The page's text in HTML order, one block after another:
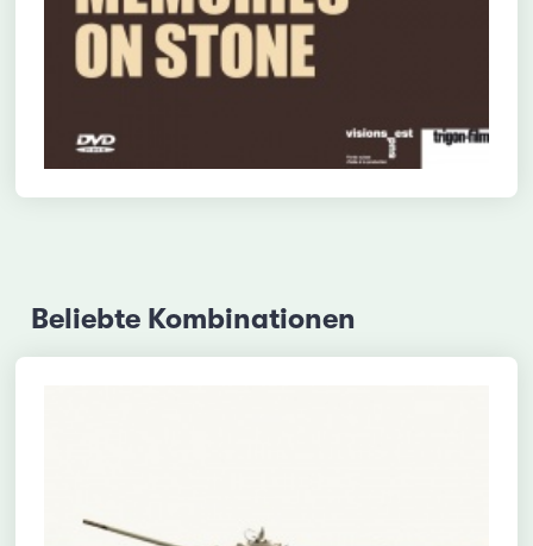
Beliebte Kombinationen